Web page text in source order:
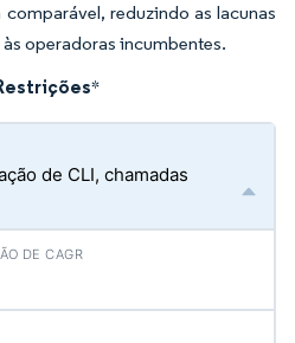
reduzindo as lacunas
operadoras incumbentes.
*
de CLI, chamadas